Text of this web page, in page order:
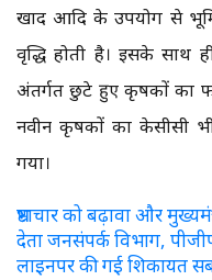
खाद आदि के उपयोग से
वृद्धि होती है। इसके साथ ही
अंतर्गत छुटे हुए कृषकों का
नवीन कृषकों का केसीसी
गया।
भ्रष्टाचार को बढ़ावा और
देता जनसंपर्क विभाग,
लाइनपर की गई शिकायत